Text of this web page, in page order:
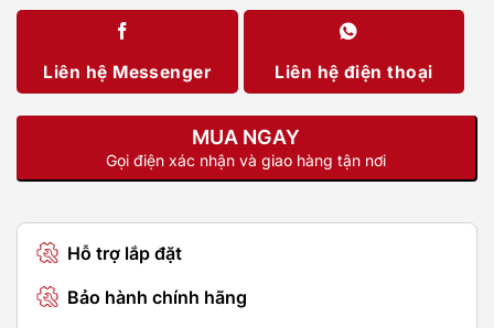
Liên hệ Messenger Liên hệ điện thoại
MUA NGAY
Gọi điện xác nhận và giao hàng tận nơi
Hỗ trợ lắp đặt
Bảo hành chính hãng